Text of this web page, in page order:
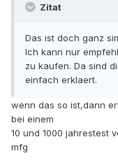
Zitat
Das ist doch ganz
Ich kann nur
zu kaufen. Da sind
einfach erklaert.
wenn das so ist,dann
bei einem
10 und 1000 jahrestest
mfg